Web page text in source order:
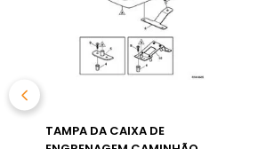
TAMPA DA CAIXA DE